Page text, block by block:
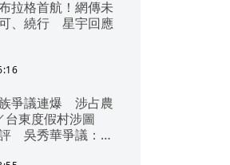
拉格首航！網傳未
、繞行 星宇回應
爭議連爆 涉占農
台東度假村涉圖
吳秀華爭議：概